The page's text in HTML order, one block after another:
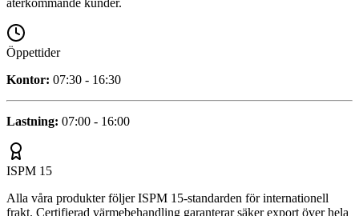
Öppettider
Kontor: 07:30 - 16:30
Lastning: 07:00 - 16:00
ISPM 15
Alla våra produkter följer ISPM 15-standarden för internationell
frakt. Certifierad värmebehandling garanterar säker export över hela